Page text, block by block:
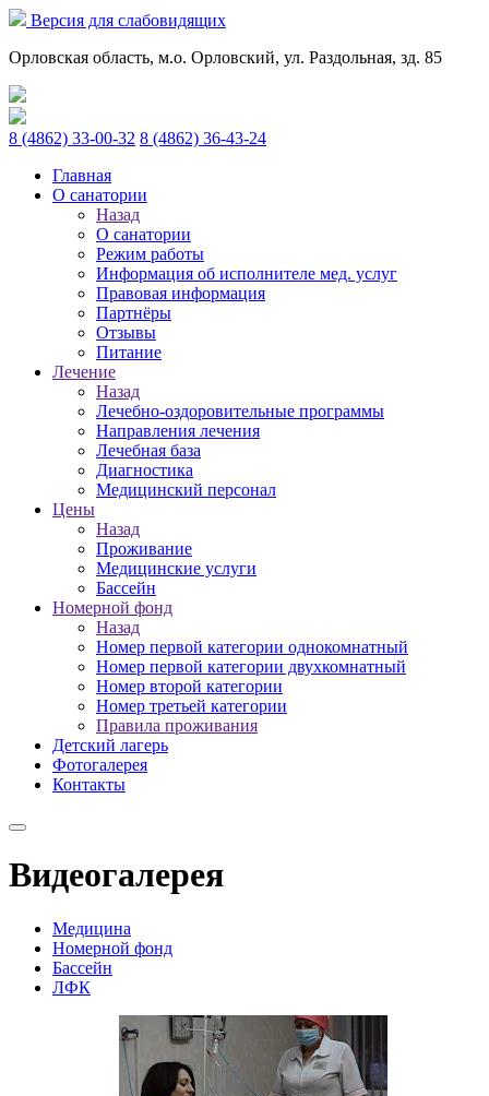
Версия для слабовидящих
Орловская область, м.о. Орловский, ул. Раздольная, зд. 85
8 (4862) 33-00-32 8 (4862) 36-43-24
Главная
О санатории
Назад
О санатории
Режим работы
Информация об исполнителе мед. услуг
Правовая информация
Партнёры
Отзывы
Питание
Лечение
Назад
Лечебно-оздоровительные программы
Направления лечения
Лечебная база
Диагностика
Медицинский персонал
Цены
Назад
Проживание
Медицинские услуги
Бассейн
Номерной фонд
Назад
Номер первой категории однокомнатный
Номер первой категории двухкомнатный
Номер второй категории
Номер третьей категории
Правила проживания
Детский лагерь
Фотогалерея
Контакты
Видеогалерея
Медицина
Номерной фонд
Бассейн
ЛФК